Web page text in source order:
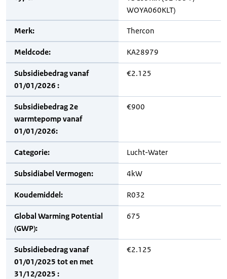
WOYA060KLT)
Merk: Thercon
Meldcode: KA28979
Subsidiebedrag vanaf
01/01/2026 :
€2.125
Subsidiebedrag 2e
warmtepomp vanaf
01/01/2026:
€900
Categorie: Lucht-Water
Subsidiabel Vermogen: 4kW
Koudemiddel: R032
Global Warming Potential
(GWP):
675
Subsidiebedrag vanaf
01/01/2025 tot en met
31/12/2025 :
€2.125